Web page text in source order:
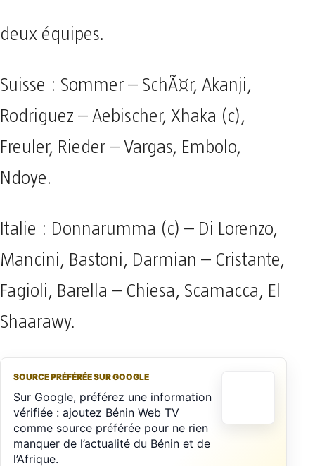
deux équipes.
Suisse : Sommer – SchÃ¤r, Akanji,
Rodriguez – Aebischer, Xhaka (c),
Freuler, Rieder – Vargas, Embolo,
Ndoye.
Italie : Donnarumma (c) – Di Lorenzo,
Mancini, Bastoni, Darmian – Cristante,
Fagioli, Barella – Chiesa, Scamacca, El
Shaarawy.
SOURCE PRÉFÉRÉE SUR GOOGLE
Sur Google, préférez une information
vérifiée : ajoutez Bénin Web TV
comme source préférée pour ne rien
manquer de l’actualité du Bénin et de
l’Afrique.